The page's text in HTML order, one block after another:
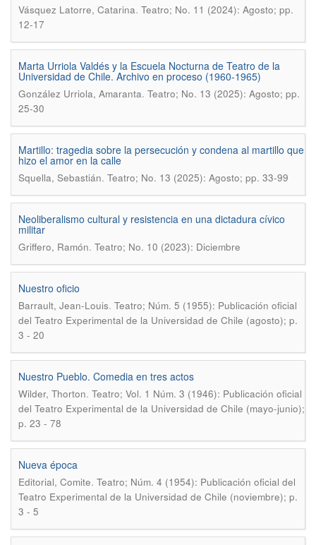
Vásquez Latorre, Catarina. Teatro; No. 11 (2024): Agosto; pp.
12-17
Marta Urriola Valdés y la Escuela Nocturna de Teatro de la
Universidad de Chile. Archivo en proceso (1960-1965)
González Urriola, Amaranta. Teatro; No. 13 (2025): Agosto; pp.
25-30
Martillo: tragedia sobre la persecución y condena al martillo que
hizo el amor en la calle
Squella, Sebastián. Teatro; No. 13 (2025): Agosto; pp. 33-99
Neoliberalismo cultural y resistencia en una dictadura cívico
militar
Griffero, Ramón. Teatro; No. 10 (2023): Diciembre
Nuestro oficio
Barrault, Jean-Louis. Teatro; Núm. 5 (1955): Publicación oficial
del Teatro Experimental de la Universidad de Chile (agosto); p.
3 - 20
Nuestro Pueblo. Comedia en tres actos
Wilder, Thorton. Teatro; Vol. 1 Núm. 3 (1946): Publicación oficial
del Teatro Experimental de la Universidad de Chile (mayo-junio);
p. 23 - 78
Nueva época
Editorial, Comite. Teatro; Núm. 4 (1954): Publicación oficial del
Teatro Experimental de la Universidad de Chile (noviembre); p.
3 - 5